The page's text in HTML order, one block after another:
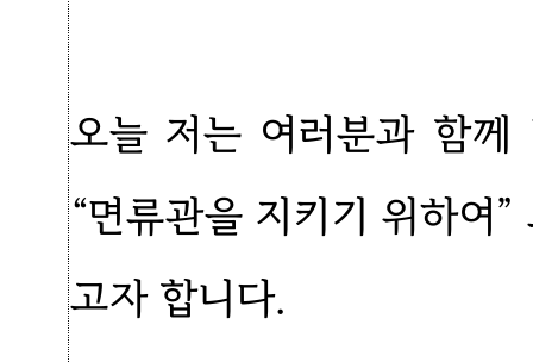
오늘 저는 여러분과 함
“면류관을 지키기 위하여
고자 합니다.